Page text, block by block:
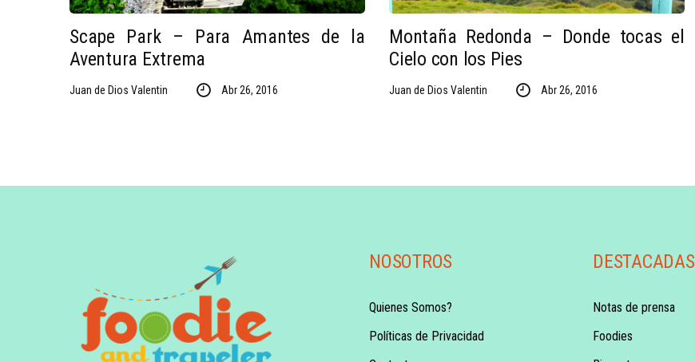
Scape Park – Para Amantes de la
Aventura Extrema
Juan de Dios Valentin Abr 26, 2016
Montaña Redonda – Donde tocas el
Cielo con los Pies
Juan de Dios Valentin Abr 26, 2016
NOSOTROS
Quienes Somos?
Políticas de Privacidad
DESTACADAS
Notas de prensa
Foodies